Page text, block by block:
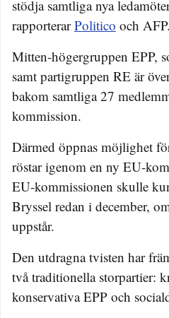
stödja samtliga nya
rapporterarPolitico och AFP.
Mitten-högergruppen EPP,
samt partigruppen RE är
bakom samtliga 27
kommission.
Därmed öppnas möjlighet
röstar igenom en ny EU-
EU-kommissionen skulle
Bryssel redan i december,
uppstår.
Den utdragna tvisten har
två traditionella storpartier:
konservativa EPP och